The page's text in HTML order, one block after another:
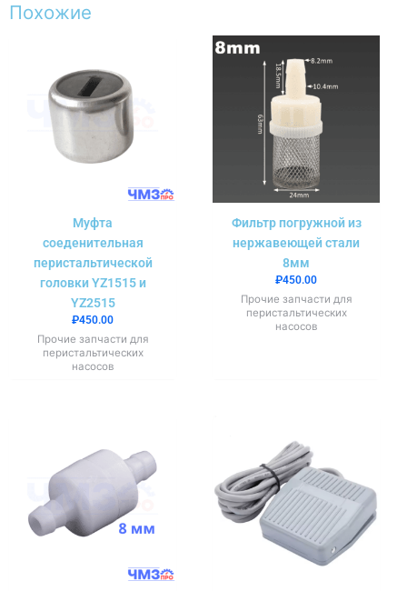
Похожие
Муфта
соеденительная
перистальтической
головки YZ1515 и
YZ2515
₽450.00
Прочие запчасти для
перистальтических
насосов
Фильтр погружной из
нержавеющей стали
8мм
₽450.00
Прочие запчасти для
перистальтических
насосов